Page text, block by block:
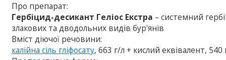
Про препарат:
Гербіцид-десикант Геліос Екстра – системний
злакових та дводольних видів бур'янів
Вміст діючої речовини:
калійна сіль гліфосату, 663 г/л + кислий еквівалент, 540